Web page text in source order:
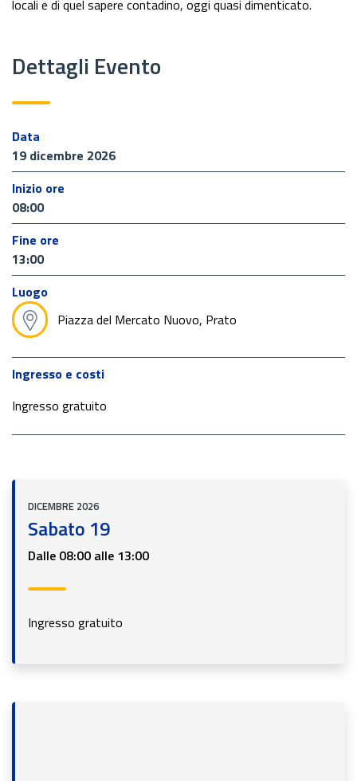
locali e di quel sapere contadino, oggi quasi dimenticato.
Dettagli Evento
Data
19 dicembre 2026
Inizio ore
08:00
Fine ore
13:00
Luogo
Piazza del Mercato Nuovo, Prato
Ingresso e costi
Ingresso gratuito
DICEMBRE 2026
Sabato 19
Dalle 08:00 alle 13:00
Ingresso gratuito